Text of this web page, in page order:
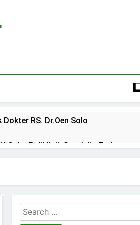
RS. Dr.Oen Solo
Solo: Poliklinik Spesialis Terbaru
Hati Wonogiri
BPJS RSUD Banyumas
Search
for: